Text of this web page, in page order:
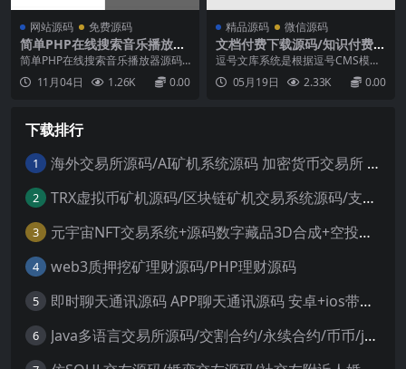
网站源码 免费源码
简单PHP在线搜索音乐播放器
源码 PC+移动端[支持在线下
载和外链]
简单PHP在线搜索音乐播放器源码P
C+移动端支持电脑端和手机端，支
持网易云，QQ音乐，虾米音乐，酷
11月04日 1.26K 0.00
精品源码 微信源码
文档付费下载源码/知识付费下
载系统源码/文库资源下载系统
源码
逗号文库系统是根据逗号CMS模板
独立开发出来的一套文库下载系
统，可以自主设置收款信息变现。
现能力是杠杠的!欢迎前来下载使...
05月19日 2.33K 0.00
下载排行
1 海外交易所源码/AI矿机系统源码 加密货币交易所 智能交易所源码
2 TRX虚拟币矿机源码/区块链矿机交易系统源码/支持 4国语言+usdt充值+搭建视频教程
3 元宇宙NFT交易系统+源码数字藏品3D合成+空投盲盒玩法抽集卡
4 web3质押挖矿理财源码/PHP理财源码
5 即时聊天通讯源码 APP聊天通讯源码 安卓+ios带后端源码控制
6 Java多语言交易所源码/交割合约/永续合约/币币/java服务端